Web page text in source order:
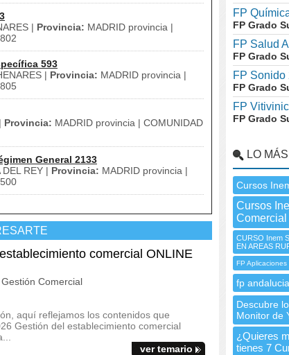
| Provincia: MADRID provincia |
593
| Provincia: MADRID provincia |
Provincia: MADRID provincia | COMUNIDAD
General 2133
REY | Provincia: MADRID provincia |
comercial ONLINE
Comercial
aquí reflejamos los contenidos que
Gestión del establecimiento comercial
ver temario
FP
FP Grado
FP Salud
FP Grado
FP Sonido
FP Grado
FP
FP Grado
LO
Cursos
Cursos
Comercial
CURSO Inem
EN AREAS
FP
fp
Descubre
Monitor de
¿Quieres
tienes 7